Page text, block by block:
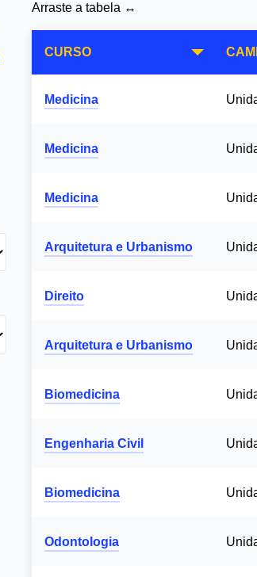
Arraste a tabela ↔
CURSO
Medicina
Medicina
Medicina
Arquitetura e Urbanismo
Direito
Arquitetura e Urbanismo
Biomedicina
Engenharia Civil
Biomedicina
Odontologia